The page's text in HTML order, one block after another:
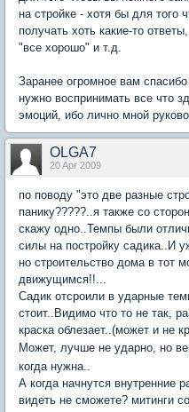
на стройке - хотя бы для того
получать хоть какие-то
"все хорошо" и т.д.
Заранее огромное вам
нужно воспринимать все что
эмоций, ибо лично мной
OLGA7
20 Apr 2009
по поводу "это две разные
панику?????..я также со
скажу одно..Темпы были
силы на постройку садика..И
но строительство дома в тот
движущимся!!...
Садик отсроили в ударные
стоит..Видимо что то не так,
краска облезает..(может и не
Может, лучше не ударно, но
когда нужна..
А когда начнутся внутренние
видеть не сможете? митинги